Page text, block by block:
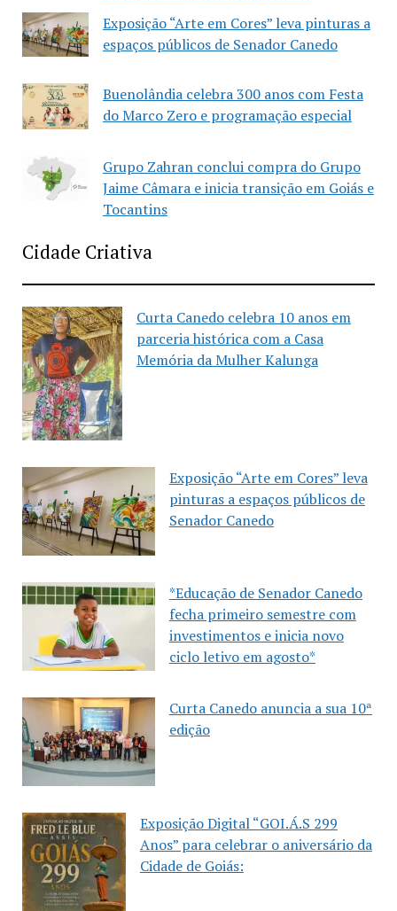
Exposição “Arte em Cores” leva pinturas a
espaços públicos de Senador Canedo
Buenolândia celebra 300 anos com Festa
do Marco Zero e programação especial
Grupo Zahran conclui compra do Grupo
Jaime Câmara e inicia transição em Goiás e
Tocantins
Cidade Criativa
Curta Canedo celebra 10 anos em
parceria histórica com a Casa
Memória da Mulher Kalunga
Exposição “Arte em Cores” leva
pinturas a espaços públicos de
Senador Canedo
*Educação de Senador Canedo
fecha primeiro semestre com
investimentos e inicia novo
ciclo letivo em agosto*
Curta Canedo anuncia a sua 10ª
edição
Exposição Digital “GOI.Á.S 299
Anos” para celebrar o aniversário da
Cidade de Goiás: